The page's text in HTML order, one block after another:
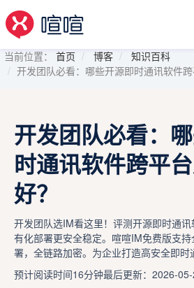
当前位置： 首页 博客
知识百科
开发团队必看：哪些开源即时通讯软件跨
开发团队必看：
时通讯软件跨平
好？
开发团队选IM看这里！评测开源即时通
有化部署更安全稳定。喧喧IM免费版支
署，全链路加密。为企业打造高安全即时
预计阅读时间16分钟最后更新：2026-